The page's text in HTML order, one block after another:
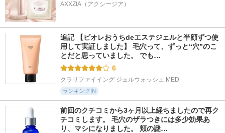
AXXZIA（アクシージア）
追記 【ビオレおうちdeエステジェルと半顔ずつ使
用して実証しました】 毛穴って、ずっと“穴”のこ
とだと思っていました。 でも…
6
クラリファイイング ジェルウォッシュ MED
ランキングIN
前回のクチコミから3ヶ月以上経ちましたので再ク
チコミします。 毛穴のザラつきには多少効果あ
り、マシになりました。 頬の謎…